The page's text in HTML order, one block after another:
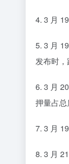
4. 3 月
5. 3 月
发布时
6. 3 月
押量占
7. 3 月
8. 3 月